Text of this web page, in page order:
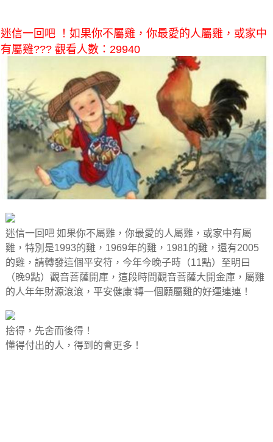
迷信一回吧 ！如果你不屬雞，你最愛的人屬雞，或家中
有屬雞??? 觀看人數：29940
迷信一回吧 如果你不屬雞，你最愛的人屬雞，或家中有屬
雞，特別是1993的雞，1969年的雞，1981的雞，還有2005
的雞，請轉發這個平安符，今年今晚子時（11點）至明曰
（晚9點）觀音菩薩開庫，這段時間觀音菩薩大開金庫，屬雞
的人年年財源滾滾，平安健康'轉一個願屬雞的好運連連！
捨得，先舍而後得！
懂得付出的人，得到的會更多！